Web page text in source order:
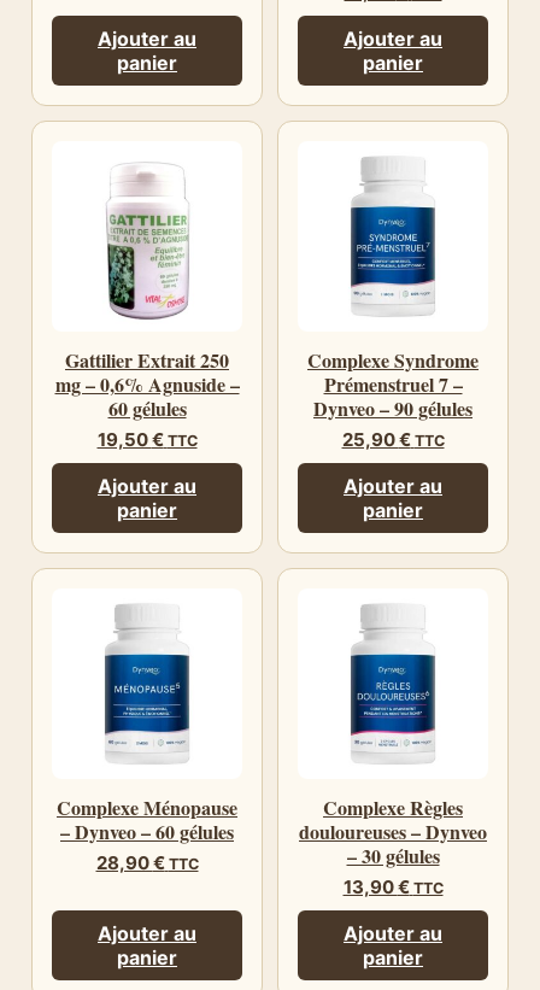
Ajouter au
panier
Ajouter au
panier
Gattilier Extrait 250
mg – 0,6% Agnuside –
60 gélules
19,50€ TTC
Ajouter au
panier
Complexe Syndrome
Prémenstruel 7 –
Dynveo – 90 gélules
25,90€ TTC
Ajouter au
panier
Complexe Ménopause
– Dynveo – 60 gélules
28,90€ TTC
Ajouter au
panier
Complexe Règles
douloureuses – Dynveo
– 30 gélules
13,90€ TTC
Ajouter au
panier